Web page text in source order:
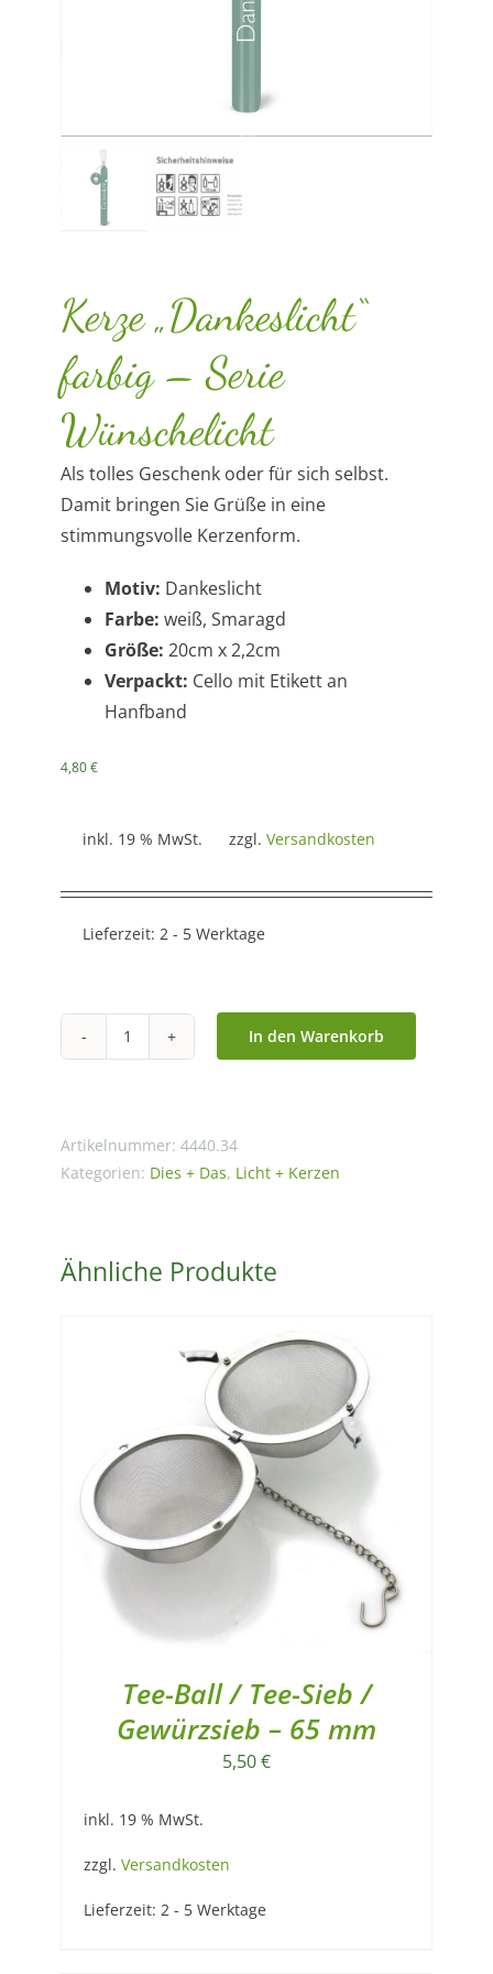
Kerze „Dankeslicht“
farbig – Serie
Wünschelicht
Als tolles Geschenk oder für sich selbst.
Damit bringen Sie Grüße in eine
stimmungsvolle Kerzenform.
Motiv: Dankeslicht
Farbe: weiß, Smaragd
Größe: 20cm x 2,2cm
Verpackt: Cello mit Etikett an
Hanfband
4,80€
inkl. 19 % MwSt. zzgl. Versandkosten
Lieferzeit: 2 - 5 Werktage
Kerze
-
Serie
In den Warenkorb
Artikelnummer: 4440.34
Kategorien: Dies + Das, Licht + Kerzen
Ähnliche Produkte
Tee-Ball / Tee-Sieb /
Gewürzsieb – 65 mm
5,50€
inkl. 19 % MwSt.
zzgl. Versandkosten
Lieferzeit: 2 - 5 Werktage